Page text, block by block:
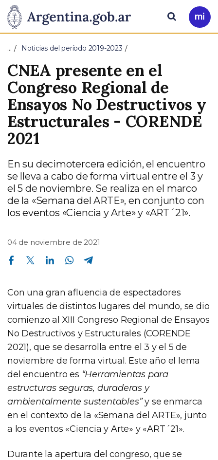
Presidencia
de
la
Nación
Pasar al contenido principal
Ir
a
Buscar
… Noticias del período 2019-2023
CNEA presente en el
Congreso Regional de
Ensayos No Destructivos y
Estructurales - CORENDE
2021
En su decimotercera edición, el encuentro
se lleva a cabo de forma virtual entre el 3 y
el 5 de noviembre. Se realiza en el marco
de la «Semana del ARTE», en conjunto con
los eventos «Ciencia y Arte» y «ART´21».
04 de noviembre de 2021
Compartir en Facebook Compartir en Twitter Compartir en Linkedin Compartir en Whatsapp
Con una gran afluencia de espectadores
virtuales de distintos lugares del mundo, se dio
comienzo al XIII Congreso Regional de Ensayos
No Destructivos y Estructurales (CORENDE
2021), que se desarrolla entre el 3 y el 5 de
noviembre de forma virtual. Este año el lema
del encuentro es “Herramientas para
estructuras seguras, duraderas y
ambientalmente sustentables”y se enmarca
en el contexto de la «Semana del ARTE», junto
a los eventos «Ciencia y Arte» y «ART´21».
Durante la apertura del congreso, que se